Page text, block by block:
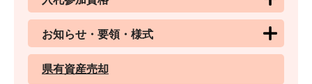
お知らせ・要領・様式
県有資産売却